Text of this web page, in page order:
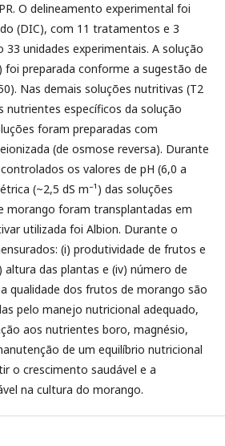
O delineamento experimental foi
(DIC), com 11 tratamentos e 3
unidades experimentais. A solução
preparada conforme a sugestão de
Nas demais soluções nutritivas (T2
específicos da solução
foram preparadas com
(de osmose reversa). Durante
os valores de pH (6,0 a
(~2,5 dS m⁻¹) das soluções
morango foram transplantadas em
utilizada foi Albion. Durante o
(i) produtividade de frutos e
das plantas e (iv) número de
qualidade dos frutos de morango são
pelo manejo nutricional adequado,
aos nutrientes boro, magnésio,
de um equilíbrio nutricional
o crescimento saudável e a
na cultura do morango.